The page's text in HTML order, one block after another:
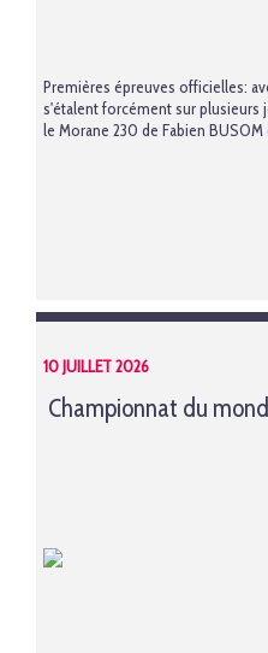
Premières épreuves officielles:
s'étalent forcément sur plusieurs
le Morane 230 de Fabien BUSOM
10 JUILLET 2026
Championnat du